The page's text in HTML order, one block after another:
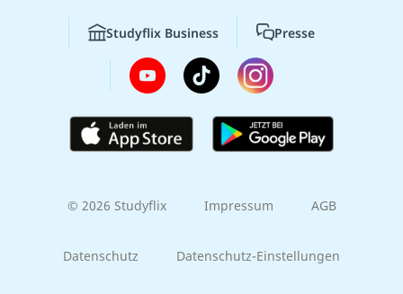
Studyflix Business Presse
© 2026 Studyflix Impressum AGB
Datenschutz Datenschutz-Einstellungen